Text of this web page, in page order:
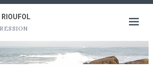
RIOUFOL
Ouvrir
le
menu